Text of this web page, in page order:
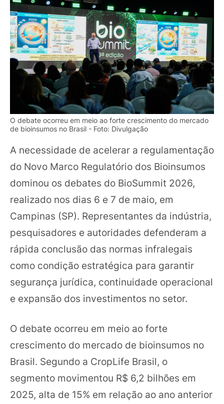
O debate ocorreu em meio ao forte crescimento do mercado
de bioinsumos no Brasil - Foto: Divulgação
A necessidade de acelerar a regulamentação
do Novo Marco Regulatório dos Bioinsumos
dominou os debates do BioSummit 2026,
realizado nos dias 6 e 7 de maio, em
Campinas (SP). Representantes da indústria,
pesquisadores e autoridades defenderam a
rápida conclusão das normas infralegais
como condição estratégica para garantir
segurança jurídica, continuidade operacional
e expansão dos investimentos no setor.
O debate ocorreu em meio ao forte
crescimento do mercado de bioinsumos no
Brasil. Segundo a CropLife Brasil, o
segmento movimentou R$ 6,2 bilhões em
2025, alta de 15% em relação ao ano anterior